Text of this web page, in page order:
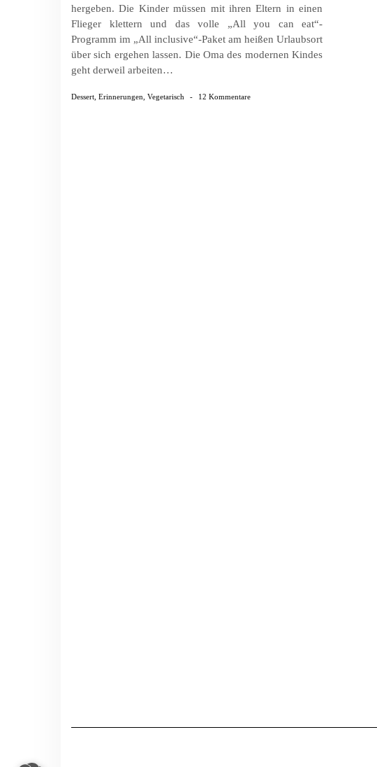
hergeben. Die Kinder müssen mit ihren Eltern in einen
Flieger klettern und das volle „All you can eat“-
Programm im „All inclusive“-Paket am heißen Urlaubsort
über sich ergehen lassen. Die Oma des modernen Kindes
geht derweil arbeiten…
Dessert, Erinnerungen, Vegetarisch - 12 Kommentare